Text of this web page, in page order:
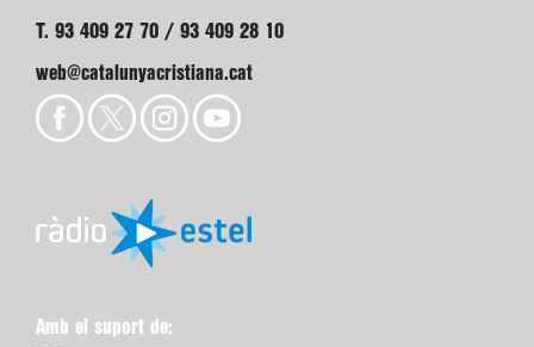
T. 93 409 27 70 / 93 409 28 10
web@catalunyacristiana.cat
Amb el suport de: